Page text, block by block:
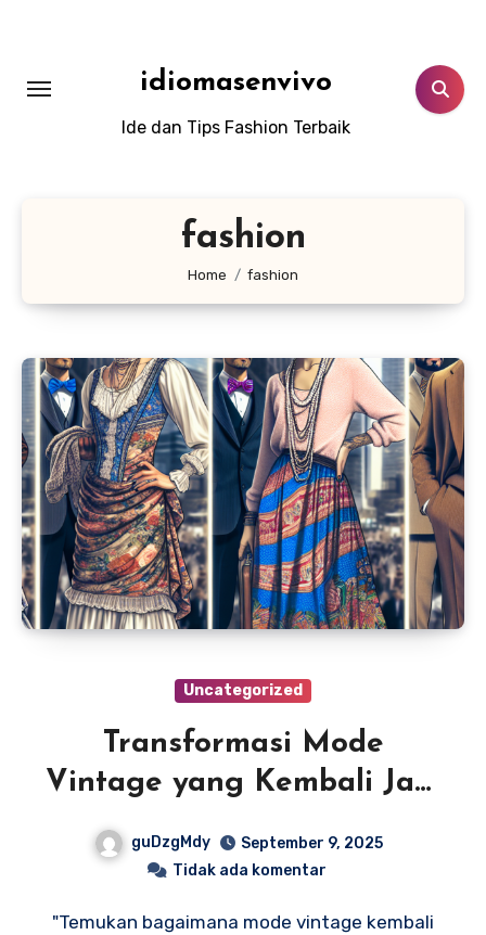
idiomasenvivo
Ide dan Tips Fashion Terbaik
fashion
Home fashion
Uncategorized
Transformasi Mode
Vintage yang Kembali Jadi
Hits di Era Modern
guDzgMdy
September 9, 2025
Tidak ada komentar
"Temukan bagaimana mode vintage kembali